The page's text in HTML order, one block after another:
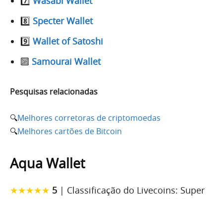
8️⃣ Specter Wallet
9️⃣ Wallet of Satoshi
🔟 Samourai Wallet
Pesquisas relacionadas
🔍Melhores corretoras de criptomoedas
🔍Melhores cartões de Bitcoin
Aqua Wallet
★★★★★ 5 | Classificação do Livecoins: Super